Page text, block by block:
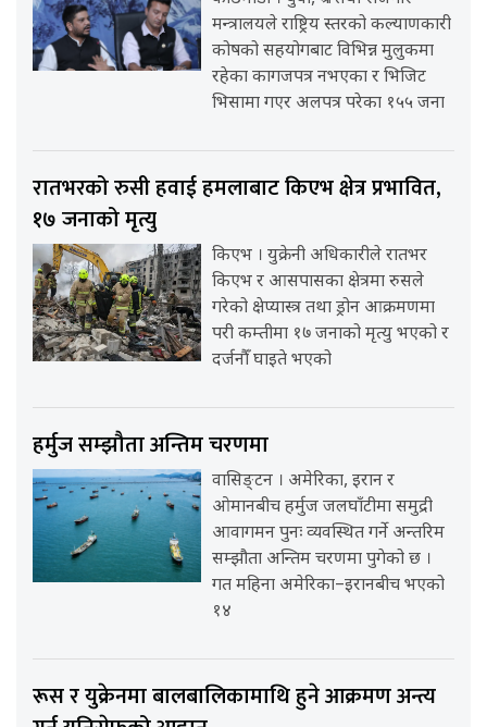
मन्त्रालयले राष्ट्रिय स्तरको कल्याणकारी
कोषको सहयोगबाट विभिन्न मुलुकमा
रहेका कागजपत्र नभएका र भिजिट
भिसामा गएर अलपत्र परेका १५५ जना
रातभरको रुसी हवाई हमलाबाट किएभ क्षेत्र प्रभावित,
१७ जनाको मृत्यु
किएभ । युक्रेनी अधिकारीले रातभर
किएभ र आसपासका क्षेत्रमा रुसले
गरेको क्षेप्यास्त्र तथा ड्रोन आक्रमणमा
परी कम्तीमा १७ जनाको मृत्यु भएको र
दर्जनौँ घाइते भएको
हर्मुज सम्झौता अन्तिम चरणमा
वासिङ्टन । अमेरिका, इरान र
ओमानबीच हर्मुज जलघाँटीमा समुद्री
आवागमन पुनः व्यवस्थित गर्ने अन्तरिम
सम्झौता अन्तिम चरणमा पुगेको छ ।
गत महिना अमेरिका–इरानबीच भएको
१४
रूस र युक्रेनमा बालबालिकामाथि हुने आक्रमण अन्त्य